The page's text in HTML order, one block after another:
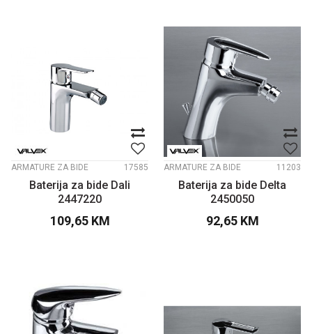
ARMATURE ZA BIDE 17585
Baterija za bide Dali
2447220
109,65 KM
ARMATURE ZA BIDE 11203
Baterija za bide Delta
2450050
92,65 KM